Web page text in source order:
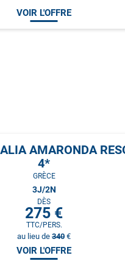
VOIR L'OFFRE
AMARONDA
4*
GRÈCE
3J/2N
DÈS
275 €
TTC/PERS.
au lieu de 340 €
VOIR L'OFFRE